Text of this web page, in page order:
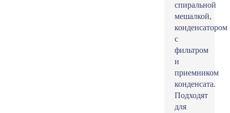
спиральной
мешалкой,
конденсатором
с
фильтром
и
приемником
конденсата.
Подходят
для